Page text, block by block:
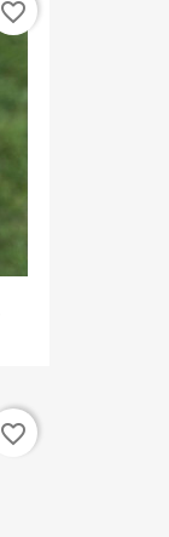
favorite_border
favorite_border